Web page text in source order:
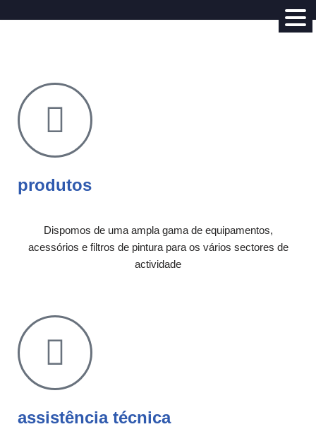
conteúdo
produtos
Dispomos de uma ampla gama de equipamentos,
acessórios e filtros de pintura para os vários sectores de
actividade
assistência técnica